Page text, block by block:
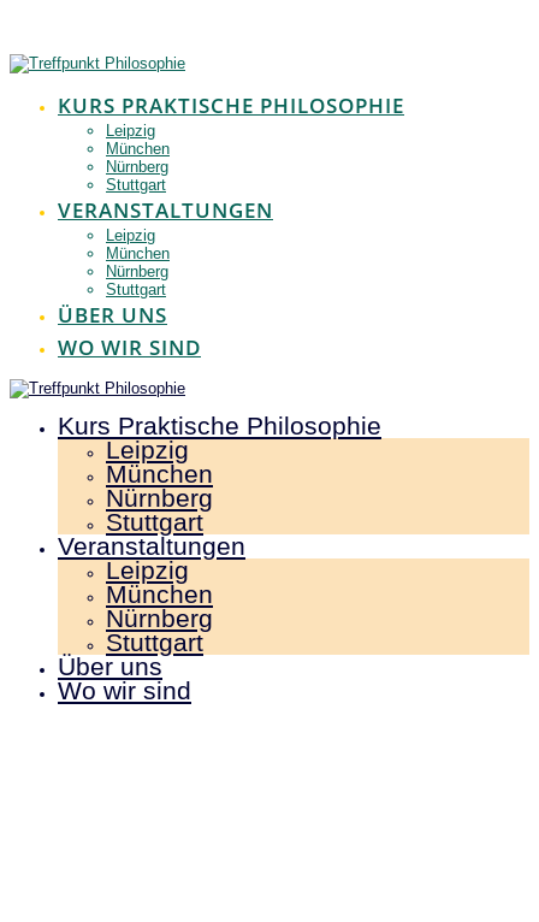
springen
KURS PRAKTISCHE PHILOSOPHIE
Leipzig
München
Nürnberg
Stuttgart
VERANSTALTUNGEN
Leipzig
München
Nürnberg
Stuttgart
ÜBER UNS
WO WIR SIND
Kurs Praktische Philosophie
Leipzig
München
Nürnberg
Stuttgart
Veranstaltungen
Leipzig
München
Nürnberg
Stuttgart
Über uns
Wo wir sind